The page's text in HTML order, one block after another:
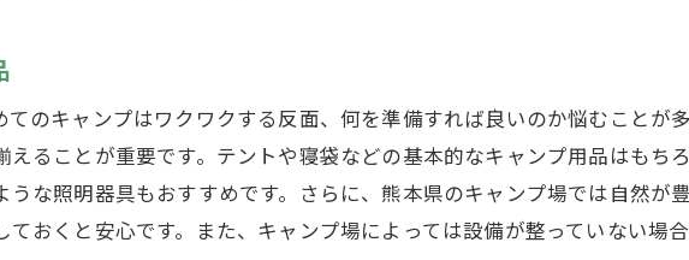
てのキャンプはワクワクする反面、何を準備すれば良いのか悩むことが
えることが重要です。テントや寝袋などの基本的なキャンプ用品はもち
うな照明器具もおすすめです。さらに、熊本県のキャンプ場では自然が
おくと安心です。また、キャンプ場によっては設備が整っていない場